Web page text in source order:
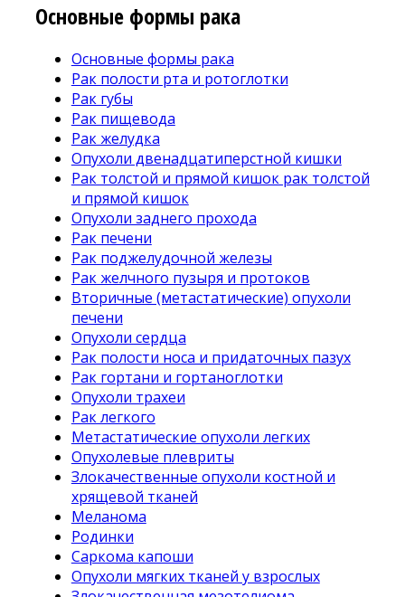
Основные формы рака
Основные формы рака
Рак полости рта и ротоглотки
Рак губы
Рак пищевода
Рак желудка
Опухоли двенадцатиперстной кишки
Рак толстой и прямой кишок рак толстой
и прямой кишок
Опухоли заднего прохода
Рак печени
Рак поджелудочной железы
Рак желчного пузыря и протоков
Вторичные (метастатические) опухоли
печени
Опухоли сердца
Рак полости носа и придаточных пазух
Рак гортани и гортаноглотки
Опухоли трахеи
Рак легкого
Метастатические опухоли легких
Опухолевые плевриты
Злокачественные опухоли костной и
хрящевой тканей
Меланома
Родинки
Саркома капоши
Опухоли мягких тканей у взрослых